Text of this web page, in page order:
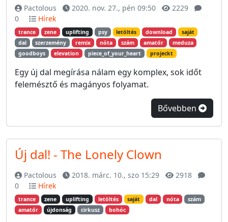
Pactolous 2020. nov. 27., pén 09:50
2229
0
Hírek
trance zene uplifting psy letöltés download
saját
dal
szerzemény remix nóta szám amatőr
meduza
goodboys
elevation piece_of_your_heart projeckt
Egy új dal megírása nálam egy komplex, sok időt
felemésztő és magányos folyamat.
Bővebben
Új dal! - The Lonely Clown
Pactolous 2018. márc. 10., szo 15:29
2918
0
Hírek
trance zene uplifting letöltés saját dal nóta
szám
amatőr
újdonság cirkusz bohóc